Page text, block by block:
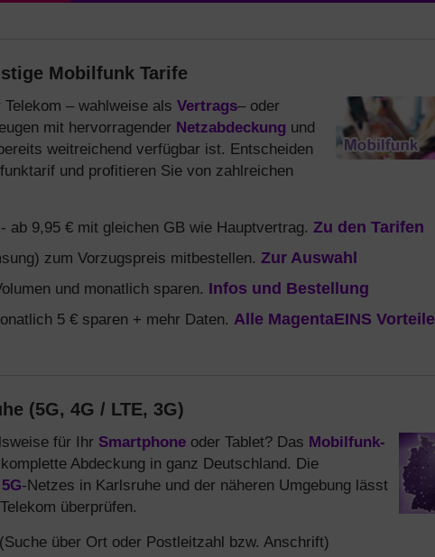
Mobilfunk Tarife
– wahlweise als Vertrags– oder
mit hervorragender Netzabdeckung und
weitreichend verfügbar ist. Entscheiden
und profitieren Sie von zahlreichen
ab 9,95 € mit gleichen GB wie Hauptvertrag. Zu den Tarifen
zum Vorzugspreis mitbestellen. Zur Auswahl
und monatlich sparen. Infos und Bestellung
5 € sparen + mehr Daten. Alle MagentaEINS Vorteile
(5G, 4G / LTE, 3G)
für Ihr Smartphone oder Tablet? Das Mobilfunk-
Abdeckung in ganz Deutschland. Die
5G-Netzes in Karlsruhe und der näheren Umgebung lässt
überprüfen.
(Suche über Ort oder Postleitzahl bzw. Anschrift)